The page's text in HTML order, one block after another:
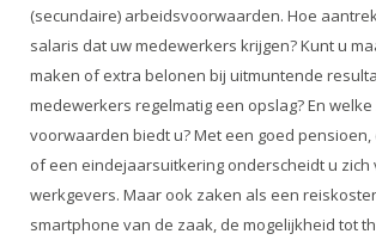
(secundaire) arbeidsvoorwaarden. Hoe
salaris dat uw medewerkers krijgen? Kunt u
maken of extra belonen bij uitmuntende
medewerkers regelmatig een opslag? En
voorwaarden biedt u? Met een goed pensioen,
of een eindejaarsuitkering onderscheidt u zich
werkgevers. Maar ook zaken als een
smartphone van de zaak, de mogelijkheid tot